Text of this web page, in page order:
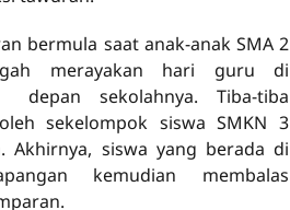
bermula saat anak-anak SMA 2
merayakan hari guru di
depan sekolahnya. Tiba-tiba
sekelompok siswa SMKN 3
Akhirnya, siswa yang berada di
kemudian membalas